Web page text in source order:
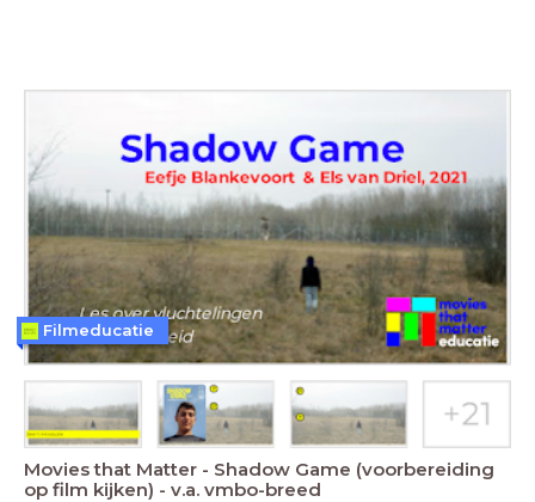
Movies that Matter - Shadow Game (voorbereiding
op film kijken) - v.a. vmbo-breed
Filmeducatie